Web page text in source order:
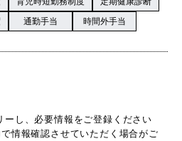
通勤手当
時間外手当
ーし、必要情報をご登録ください
情報確認させていただく場合がご